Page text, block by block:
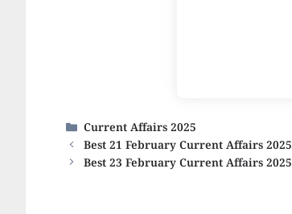
Categories
Current Affairs 2025
Best 21 February Current Affairs 2025
Best 23 February Current Affairs 2025